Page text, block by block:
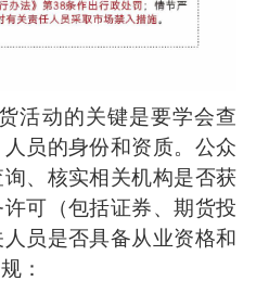
活动的关键是要学会查
员的身份和资质。公众
、核实相关机构是否获
可（包括证券、期货投
员是否具备从业资格和
：